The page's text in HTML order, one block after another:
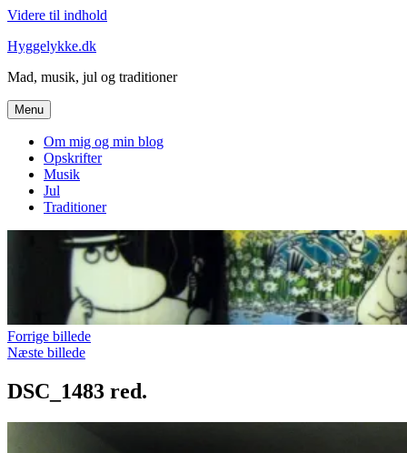
Videre til indhold
Hyggelykke.dk
Mad, musik, jul og traditioner
Menu
Om mig og min blog
Opskrifter
Musik
Jul
Traditioner
Forrige billede
Næste billede
DSC_1483 red.